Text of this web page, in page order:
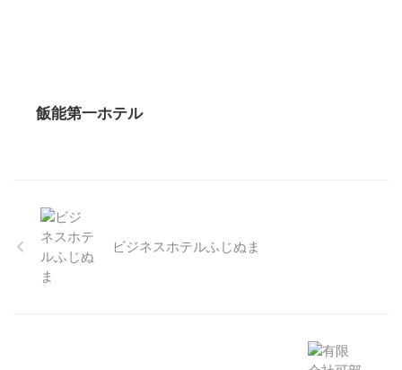
飯能第一ホテル
ビジネスホテルふじぬま